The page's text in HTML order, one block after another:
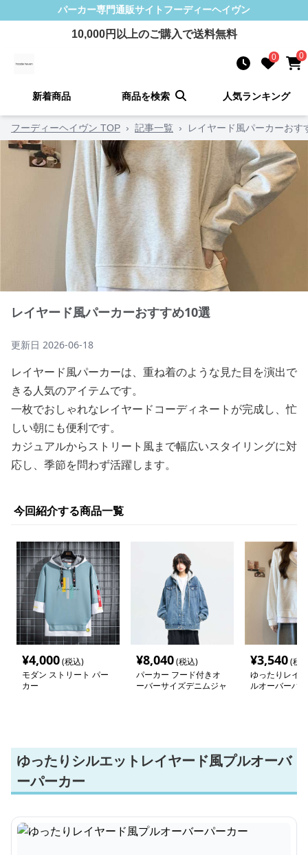
パーカー専門通販サイト フーディーヘイヴン
10,000円以上のご購入で送料無料
0 0
新着商品 商品を検索 人気ランキング
フーディーヘイヴン TOP › 記事一覧 › レイヤード風パーカーおす
レイヤード風パーカーおすすめ10選
更新日 2026-06-18
レイヤード風パーカーは、重ね着のような見た目を演出で
きる人気のアイテムです。
一枚でおしゃれなレイヤードコーディネートが完成し、忙
しい朝にも便利です。
カジュアルからストリート風まで幅広いスタイリングに対
応し、季節を問わず活躍します。
今回紹介する商品一覧
¥4,000(税込)
モダン ストリート パー
カー
¥8,040(税込)
パーカー フード付きオ
ーバーサイズデニムジャ
¥3,540(税
ゆったりレイ
ルオーバーパ
ゆったりシルエットレイヤード風プルオーバ
ーパーカー